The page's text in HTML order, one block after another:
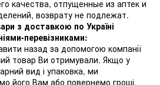
качества, отпущенные из аптек и
возврату не подлежат.
з доставкою по Україні
перевізниками:
назад за допомогою компанії
товар Ви отримували. Якщо у
вид і упаковка, ми
його Вам або повернемо гроші.